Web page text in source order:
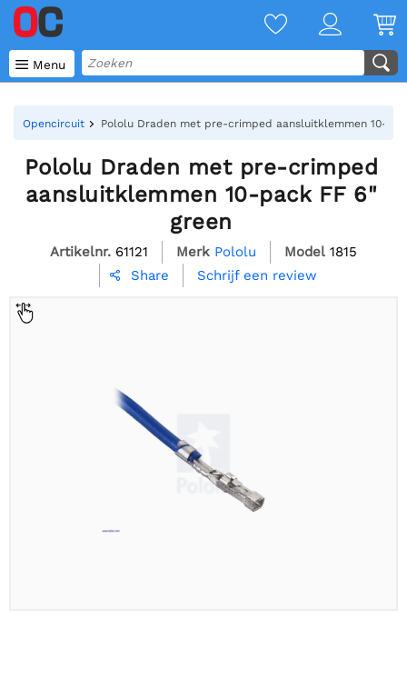
 Menu
Opencircuit Pololu Draden met pre-crimped aansluitklemmen 10-
Pololu Draden met pre-crimped
aansluitklemmen 10-pack FF 6"
green
Artikelnr. 61121 Merk Pololu Model 1815
 Share Schrijf een review